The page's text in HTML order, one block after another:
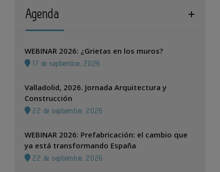
Agenda
WEBINAR 2026: ¿Grietas en los muros?
17 de septiembre, 2026
Valladolid, 2026. Jornada Arquitectura y
Construcción
22 de septiembre, 2026
WEBINAR 2026: Prefabricación: el cambio que
ya está transformando España
22 de septiembre, 2026